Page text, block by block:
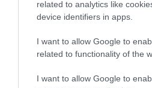
related to analytics like
device identifiers in apps.
I want to allow Google to
related to functionality of the
I want to allow Google to
SOKKAL DRÁMAIBB, MINT A
EUKALIPTUSZRÁGCSÁLÁS
SUGALLJA